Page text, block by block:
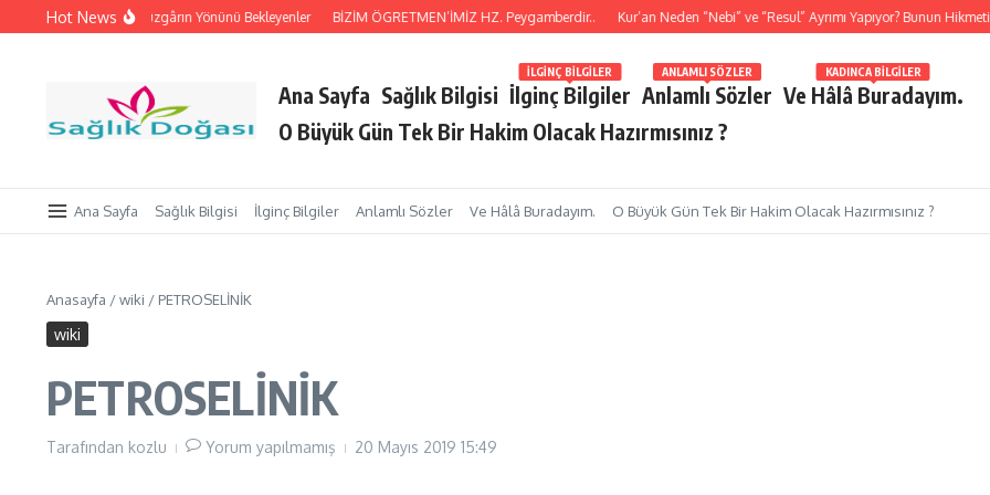
İçeriğe atlaHot News
Tutan Eller Rüzgârın Yönünü Bekleyenler BİZİM ÖGRETMEN’İMİZ HZ. Peygamberdir.. Kur’an Neden “Nebi” ve “Resul” Ayrımı Yapıyor? Bunun Hikmeti
Ana Sayfa Sağlık Bilgisi İlginç Bilgiler
İLGINÇ BILGILER
Anlamlı Sözler
ANLAMLI SÖZLER
Ve Hâlâ Buradayım.
KADINCA BILGILER
O Büyük Gün Tek Bir Hakim Olacak Hazırmısınız ?
Ana Sayfa Sağlık Bilgisi İlginç Bilgiler Anlamlı Sözler Ve Hâlâ Buradayım. O Büyük Gün Tek Bir Hakim Olacak Hazırmısınız ?
Anasayfa /wiki / PETROSELİNİK
wiki
PETROSELİNİK
Tarafından kozlu Yorum yapılmamış 20 Mayıs 2019 15:49